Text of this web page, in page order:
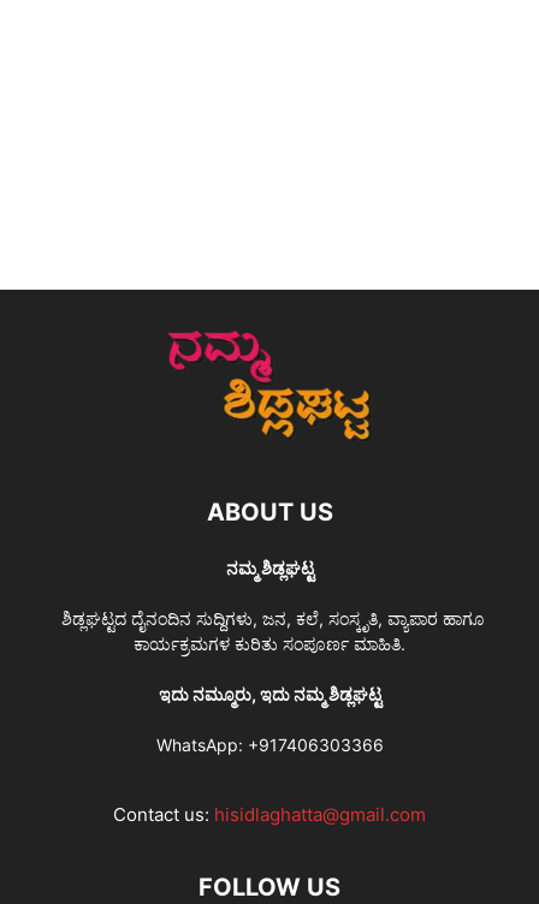
ABOUT US
ನಮ್ಮ ಶಿಡ್ಲಘಟ್ಟ
ಶಿಡ್ಲಘಟ್ಟದ ದೈನಂದಿನ ಸುದ್ದಿಗಳು, ಜನ, ಕಲೆ, ಸಂಸ್ಕೃತಿ, ವ್ಯಾಪಾರ ಹಾಗೂ
ಕಾರ್ಯಕ್ರಮಗಳ ಕುರಿತು ಸಂಪೂರ್ಣ ಮಾಹಿತಿ.
ಇದು ನಮ್ಮೂರು, ಇದು ನಮ್ಮ ಶಿಡ್ಲಘಟ್ಟ
WhatsApp: +917406303366
Contact us: hisidlaghatta@gmail.com
FOLLOW US